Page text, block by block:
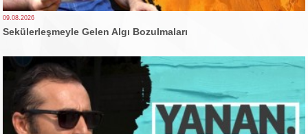
09.08.2026
Sekülerleşmeyle Gelen Algı Bozulmaları